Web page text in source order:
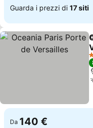
Guarda i prezzi di 17 siti
Da 140 €